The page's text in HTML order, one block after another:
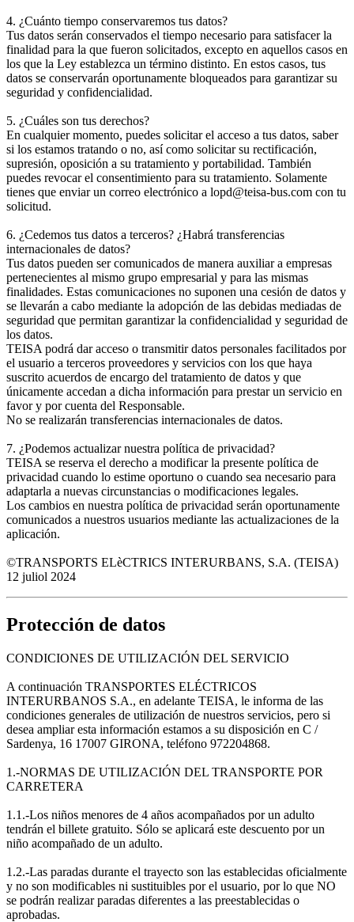
4. ¿Cuánto tiempo conservaremos tus datos?
Tus datos serán conservados el tiempo necesario para satisfacer la
finalidad para la que fueron solicitados, excepto en aquellos casos en
los que la Ley establezca un término distinto. En estos casos, tus
datos se conservarán oportunamente bloqueados para garantizar su
seguridad y confidencialidad.
5. ¿Cuáles son tus derechos?
En cualquier momento, puedes solicitar el acceso a tus datos, saber
si los estamos tratando o no, así como solicitar su rectificación,
supresión, oposición a su tratamiento y portabilidad. También
puedes revocar el consentimiento para su tratamiento. Solamente
tienes que enviar un correo electrónico a lopd@teisa-bus.com con tu
solicitud.
6. ¿Cedemos tus datos a terceros? ¿Habrá transferencias
internacionales de datos?
Tus datos pueden ser comunicados de manera auxiliar a empresas
pertenecientes al mismo grupo empresarial y para las mismas
finalidades. Estas comunicaciones no suponen una cesión de datos y
se llevarán a cabo mediante la adopción de las debidas mediadas de
seguridad que permitan garantizar la confidencialidad y seguridad de
los datos.
TEISA podrá dar acceso o transmitir datos personales facilitados por
el usuario a terceros proveedores y servicios con los que haya
suscrito acuerdos de encargo del tratamiento de datos y que
únicamente accedan a dicha información para prestar un servicio en
favor y por cuenta del Responsable.
No se realizarán transferencias internacionales de datos.
7. ¿Podemos actualizar nuestra política de privacidad?
TEISA se reserva el derecho a modificar la presente política de
privacidad cuando lo estime oportuno o cuando sea necesario para
adaptarla a nuevas circunstancias o modificaciones legales.
Los cambios en nuestra política de privacidad serán oportunamente
comunicados a nuestros usuarios mediante las actualizaciones de la
aplicación.
©TRANSPORTS ELèCTRICS INTERURBANS, S.A. (TEISA)
12 juliol 2024
Protección de datos
CONDICIONES DE UTILIZACIÓN DEL SERVICIO
A continuación TRANSPORTES ELÉCTRICOS
INTERURBANOS S.A., en adelante TEISA, le informa de las
condiciones generales de utilización de nuestros servicios, pero si
desea ampliar esta información estamos a su disposición en C /
Sardenya, 16 17007 GIRONA, teléfono 972204868.
1.-NORMAS DE UTILIZACIÓN DEL TRANSPORTE POR
CARRETERA
1.1.-Los niños menores de 4 años acompañados por un adulto
tendrán el billete gratuito. Sólo se aplicará este descuento por un
niño acompañado de un adulto.
1.2.-Las paradas durante el trayecto son las establecidas oficialmente
y no son modificables ni sustituibles por el usuario, por lo que NO
se podrán realizar paradas diferentes a las preestablecidas o
aprobadas.